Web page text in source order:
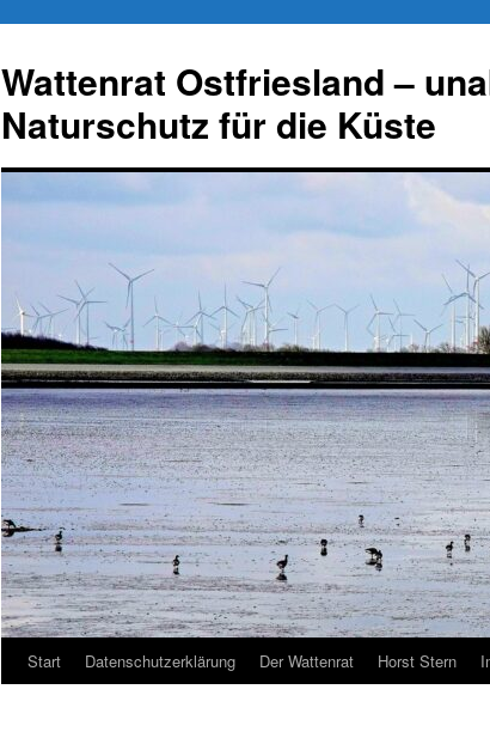
springen
Wattenrat Ostfriesland –
Naturschutz für die Küste
Start Datenschutzerklärung Der Wattenrat Horst Stern